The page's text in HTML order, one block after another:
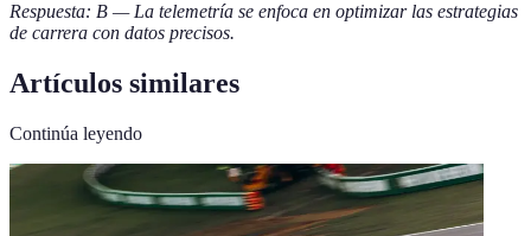
Respuesta: B — La telemetría se enfoca en optimizar las estrategias
de carrera con datos precisos.
Artículos similares
Continúa leyendo